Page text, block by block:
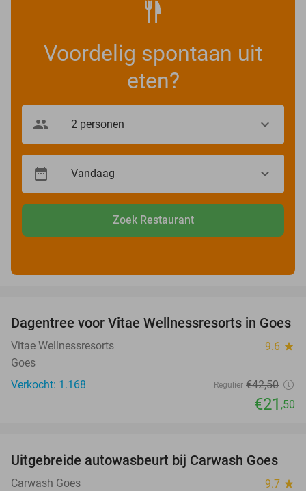
Voordelig spontaan uit
eten?
Zoek Restaurant
49%
Dagentree voor Vitae Wellnessresorts in Goes
Vitae Wellnessresorts 9.6 star
Goes
Verkocht: 1.168
Regulier €42,50
€21 ,50
36%
Uitgebreide autowasbeurt bij Carwash Goes
Carwash Goes 9.7 star